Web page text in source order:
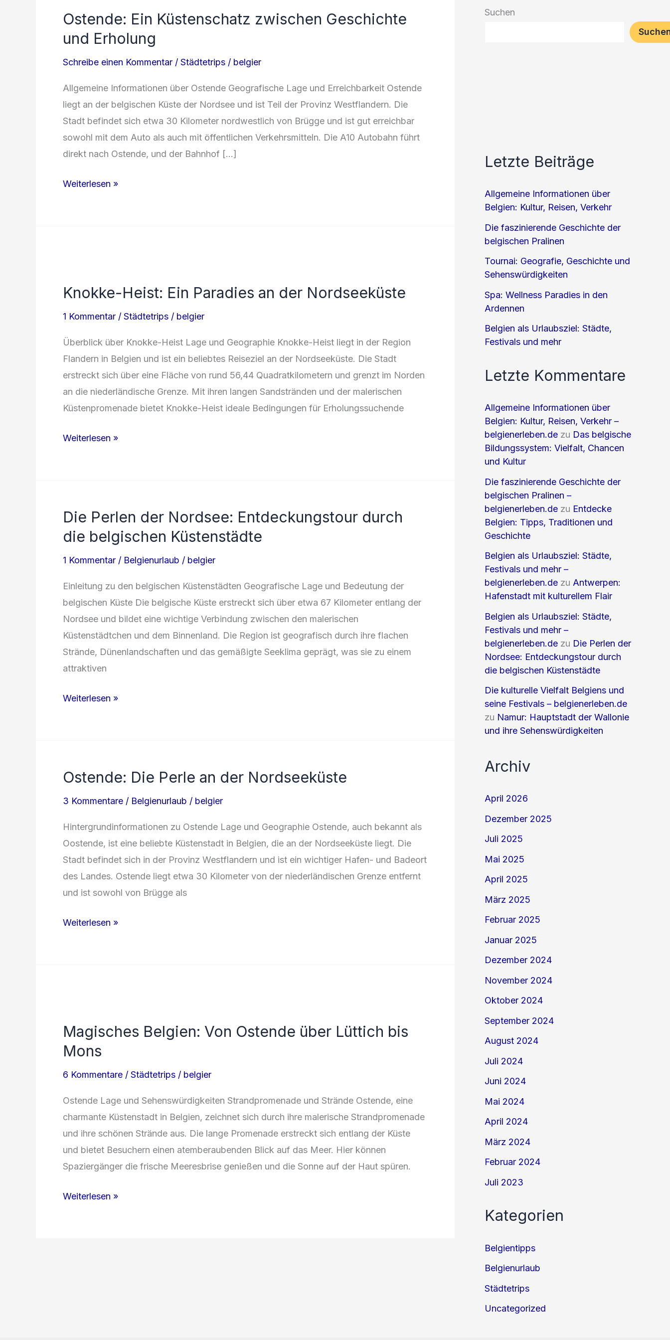
Ostende: Ein Küstenschatz zwischen Geschichte
und Erholung
Schreibe einen Kommentar / Städtetrips / belgier
Allgemeine Informationen über Ostende Geografische Lage und Erreichbarkeit Ostende
liegt an der belgischen Küste der Nordsee und ist Teil der Provinz Westflandern. Die
Stadt befindet sich etwa 30 Kilometer nordwestlich von Brügge und ist gut erreichbar
sowohl mit dem Auto als auch mit öffentlichen Verkehrsmitteln. Die A10 Autobahn führt
direkt nach Ostende, und der Bahnhof […]
Ostende:
Weiterlesen »
Knokke-Heist: Ein Paradies an der Nordseeküste
1 Kommentar / Städtetrips / belgier
Überblick über Knokke-Heist Lage und Geographie Knokke-Heist liegt in der Region
Flandern in Belgien und ist ein beliebtes Reiseziel an der Nordseeküste. Die Stadt
erstreckt sich über eine Fläche von rund 56,44 Quadratkilometern und grenzt im Norden
an die niederländische Grenze. Mit ihren langen Sandstränden und der malerischen
Küstenpromenade bietet Knokke-Heist ideale Bedingungen für Erholungssuchende
Knokke-
der
Nordseeküste
Weiterlesen »
Die Perlen der Nordsee: Entdeckungstour durch
die belgischen Küstenstädte
1 Kommentar / Belgienurlaub / belgier
Einleitung zu den belgischen Küstenstädten Geografische Lage und Bedeutung der
belgischen Küste Die belgische Küste erstreckt sich über etwa 67 Kilometer entlang der
Nordsee und bildet eine wichtige Verbindung zwischen den malerischen
Küstenstädtchen und dem Binnenland. Die Region ist geografisch durch ihre flachen
Strände, Dünenlandschaften und das gemäßigte Seeklima geprägt, was sie zu einem
attraktiven
Die
durch
die
Küstenstädte
Weiterlesen »
Ostende: Die Perle an der Nordseeküste
3 Kommentare / Belgienurlaub / belgier
Hintergrundinformationen zu Ostende Lage und Geographie Ostende, auch bekannt als
Oostende, ist eine beliebte Küstenstadt in Belgien, die an der Nordseeküste liegt. Die
Stadt befindet sich in der Provinz Westflandern und ist ein wichtiger Hafen- und Badeort
des Landes. Ostende liegt etwa 30 Kilometer von der niederländischen Grenze entfernt
und ist sowohl von Brügge als
Ostende:
Weiterlesen »
Magisches Belgien: Von Ostende über Lüttich bis
Mons
6 Kommentare / Städtetrips / belgier
Ostende Lage und Sehenswürdigkeiten Strandpromenade und Strände Ostende, eine
charmante Küstenstadt in Belgien, zeichnet sich durch ihre malerische Strandpromenade
und ihre schönen Strände aus. Die lange Promenade erstreckt sich entlang der Küste
und bietet Besuchern einen atemberaubenden Blick auf das Meer. Hier können
Spaziergänger die frische Meeresbrise genießen und die Sonne auf der Haut spüren.
Magisches
Weiterlesen »
Suchen
Letzte Beiträge
Allgemeine Informationen über
Belgien: Kultur, Reisen, Verkehr
Die faszinierende Geschichte der
belgischen Pralinen
Tournai: Geografie, Geschichte und
Sehenswürdigkeiten
Spa: Wellness Paradies in den
Ardennen
Belgien als Urlaubsziel: Städte,
Festivals und mehr
Letzte Kommentare
Allgemeine Informationen über
Belgien: Kultur, Reisen, Verkehr –
belgienerleben.de zu Das belgische
Bildungssystem: Vielfalt, Chancen
und Kultur
Die faszinierende Geschichte der
belgischen Pralinen –
belgienerleben.de zu Entdecke
Belgien: Tipps, Traditionen und
Geschichte
Belgien als Urlaubsziel: Städte,
Festivals und mehr –
belgienerleben.de zu Antwerpen:
Hafenstadt mit kulturellem Flair
Belgien als Urlaubsziel: Städte,
Festivals und mehr –
belgienerleben.de zu Die Perlen der
Nordsee: Entdeckungstour durch
die belgischen Küstenstädte
Die kulturelle Vielfalt Belgiens und
seine Festivals – belgienerleben.de
zu Namur: Hauptstadt der Wallonie
und ihre Sehenswürdigkeiten
Archiv
April 2026
Dezember 2025
Juli 2025
Mai 2025
April 2025
März 2025
Februar 2025
Januar 2025
Dezember 2024
November 2024
Oktober 2024
September 2024
August 2024
Juli 2024
Juni 2024
Mai 2024
April 2024
März 2024
Februar 2024
Juli 2023
Kategorien
Belgientipps
Belgienurlaub
Städtetrips
Uncategorized